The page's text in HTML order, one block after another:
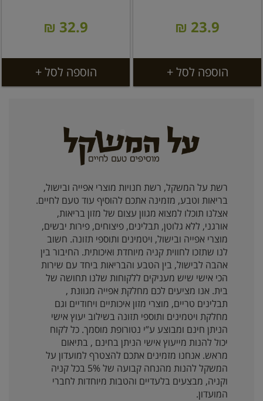
23.9 ₪
הוספה לסל +
32.9 ₪
הוספה לסל +
רשת על המשקל, רשת חנויות מוצרי אפייה ובישול,
בריאות וטבע, מזמינה אתכם להוסיף עוד טעם לחיים.
אצלנו תוכלו למצוא מגוון עצום של מזון בריאות,
אורגני, ללא גלוטן, תבלינים, פיצוחים, פירות יבשים,
מוצרי אפייה ובישול, ויטמינים ותוספי תזונה. חשוב
לנו שתזכו לחווית קניה מיוחדת ואיכותית. החיבור בין
אהבה לבישול, בין הטבע והבריאות ביחד עם שירות
הכי אישי שיש מעניקים ללקוחות שלנו תחושה של
בית. אנו מציעים לכם מחלקת אפייה מגוונת ,
תבלינים טריים, מוצרי מזון איכותיים ויחודיים וגם
מחלקת ויטמינים ותוספי תזונה בשילוב יעוץ אישי
הניתן חינם ומבוצע ע”י נטורופת מוסמך. כל לקוח
יכול להנות מייעוץ אישי הניתן בחינם , בתיאום
מראש. אנחנו מזמינים אתכם להצטרף למועדון על
המשקל להנות מהנחה קבועה של 5% בכל קניה
וקניה, מבצעים בלעדיים והטבות מיוחדות לחברי
המועדון.